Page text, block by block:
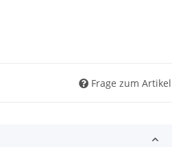
Frage zum Artikel